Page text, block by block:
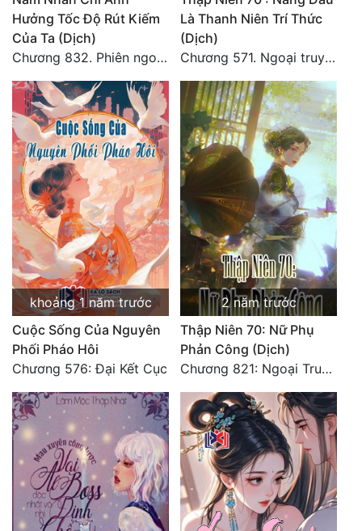
Tính Cách Nhân Vật :
Cơ Trí
Sát Phạt Quyết Đoán
Vô Sỉ
Điềm Đạm
Hưởng Tốc Độ Rút Kiếm
Của Ta (Dịch)
Chương 832. Phiên ngoại 12
Là Thanh Niên Trí Thức
(Dịch)
Chương 571. Ngoại truyện 8
khoảng 1 năm trước
Cuộc Sống Của Nguyên
Phối Pháo Hôi
Chương 576: Đại Kết Cục
2 năm trước
Thập Niên 70: Nữ Phụ
Phản Công (Dịch)
Chương 821: Ngoại Truyện: Ngày Thường Của Đám Trẻ 78